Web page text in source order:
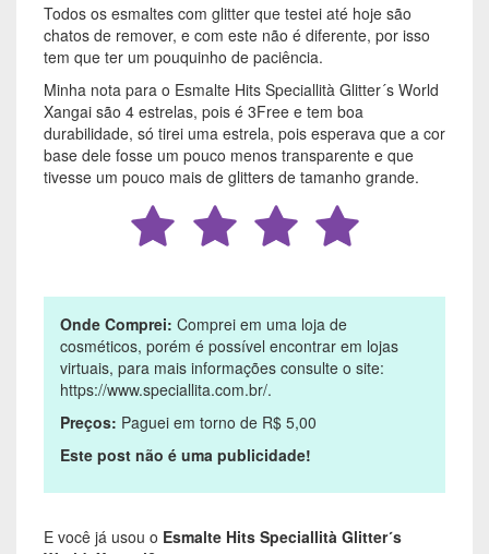
Todos os esmaltes com glitter que testei até hoje são
chatos de remover, e com este não é diferente, por isso
tem que ter um pouquinho de paciência.
Minha nota para o Esmalte Hits Speciallità Glitter´s World
Xangai são 4 estrelas, pois é 3Free e tem boa
durabilidade, só tirei uma estrela, pois esperava que a cor
base dele fosse um pouco menos transparente e que
tivesse um pouco mais de glitters de tamanho grande.
Onde Comprei: Comprei em uma loja de
cosméticos, porém é possível encontrar em lojas
virtuais, para mais informações consulte o site:
https://www.speciallita.com.br/.
Preços: Paguei em torno de R$ 5,00
Este post não é uma publicidade!
E você já usou o Esmalte Hits Speciallità Glitter´s